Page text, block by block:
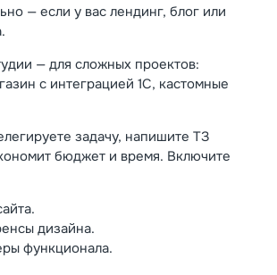
— если у вас лендинг, блог или
— для сложных проектов:
с интеграцией 1С, кастомные
задачу, напишите ТЗ
бюджет и время. Включите
дизайна.
функционала.